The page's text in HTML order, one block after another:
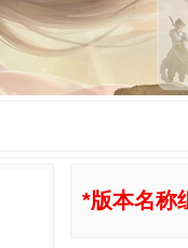
*版本名